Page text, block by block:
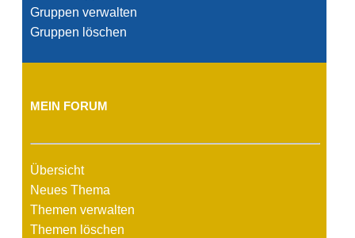
Gruppen verwalten
Gruppen löschen
MEIN FORUM
Übersicht
Neues Thema
Themen verwalten
Themen löschen